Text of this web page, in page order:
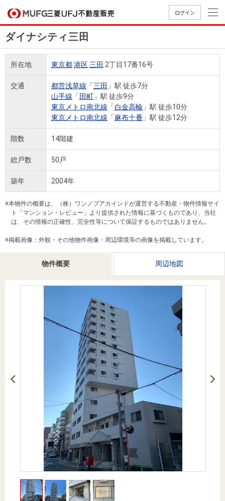
ログイン
買いたいTOP
中古
マン
ショ
ンを
探す
中古
一戸
建て
す
投
用
を
件を
サービス
住宅ロー
ンシミュ
レーショ
ン
住まい1プ
ラス（お
役立ちコ
ラム）
住まいと
暮らしの
税金の本
（電子ブ
購入ガイ
ド
売りたいTOP
無
料
査
定
相
談
売却
時手
金額
周辺相場
検索
住まい1プ
役立ちコ
ラム）
住まいと
税金の本
（電子ブ
ック）
売却ガイ
ド
店舗案内TOP
店舗のご
案内（首
都圏）
古屋）
西）
会社情報TOP
ごあいさ
つ
経営ビジ
ョン
組織図
役員一
覧
沿革
本社地
ニュース
リリース
（電子ブ
採用情報TOP
新卒採用
情報
買いたい
売りたい
採用情報
法人のお客さま
提携企業にお勤めの方
閉じる
ダイナシティ三田
物件概要 周辺地図
所在地 東京都港区 三田 2丁目17番16号
交通 都営浅草線 「三田 」駅 徒歩7分
山手線 「 田町 」駅 徒歩9分
東京メトロ南北線 「白金高輪 」駅 徒歩10分
東京メトロ南北線 「麻布十番 」駅 徒歩12分
階数 14階建
総戸数 50戸
築年 2004年
※本物件の概要は、（株）ワンノブアカインドが運営する不動産・物件情報サイ
ト「マンション・レビュー」より提供された情報に基づくものであり、当社
は、その情報の正確性、完全性等について保証するものではありません。
※掲載画像：外観・その他物件画像・周辺環境等の画像を掲載しています。